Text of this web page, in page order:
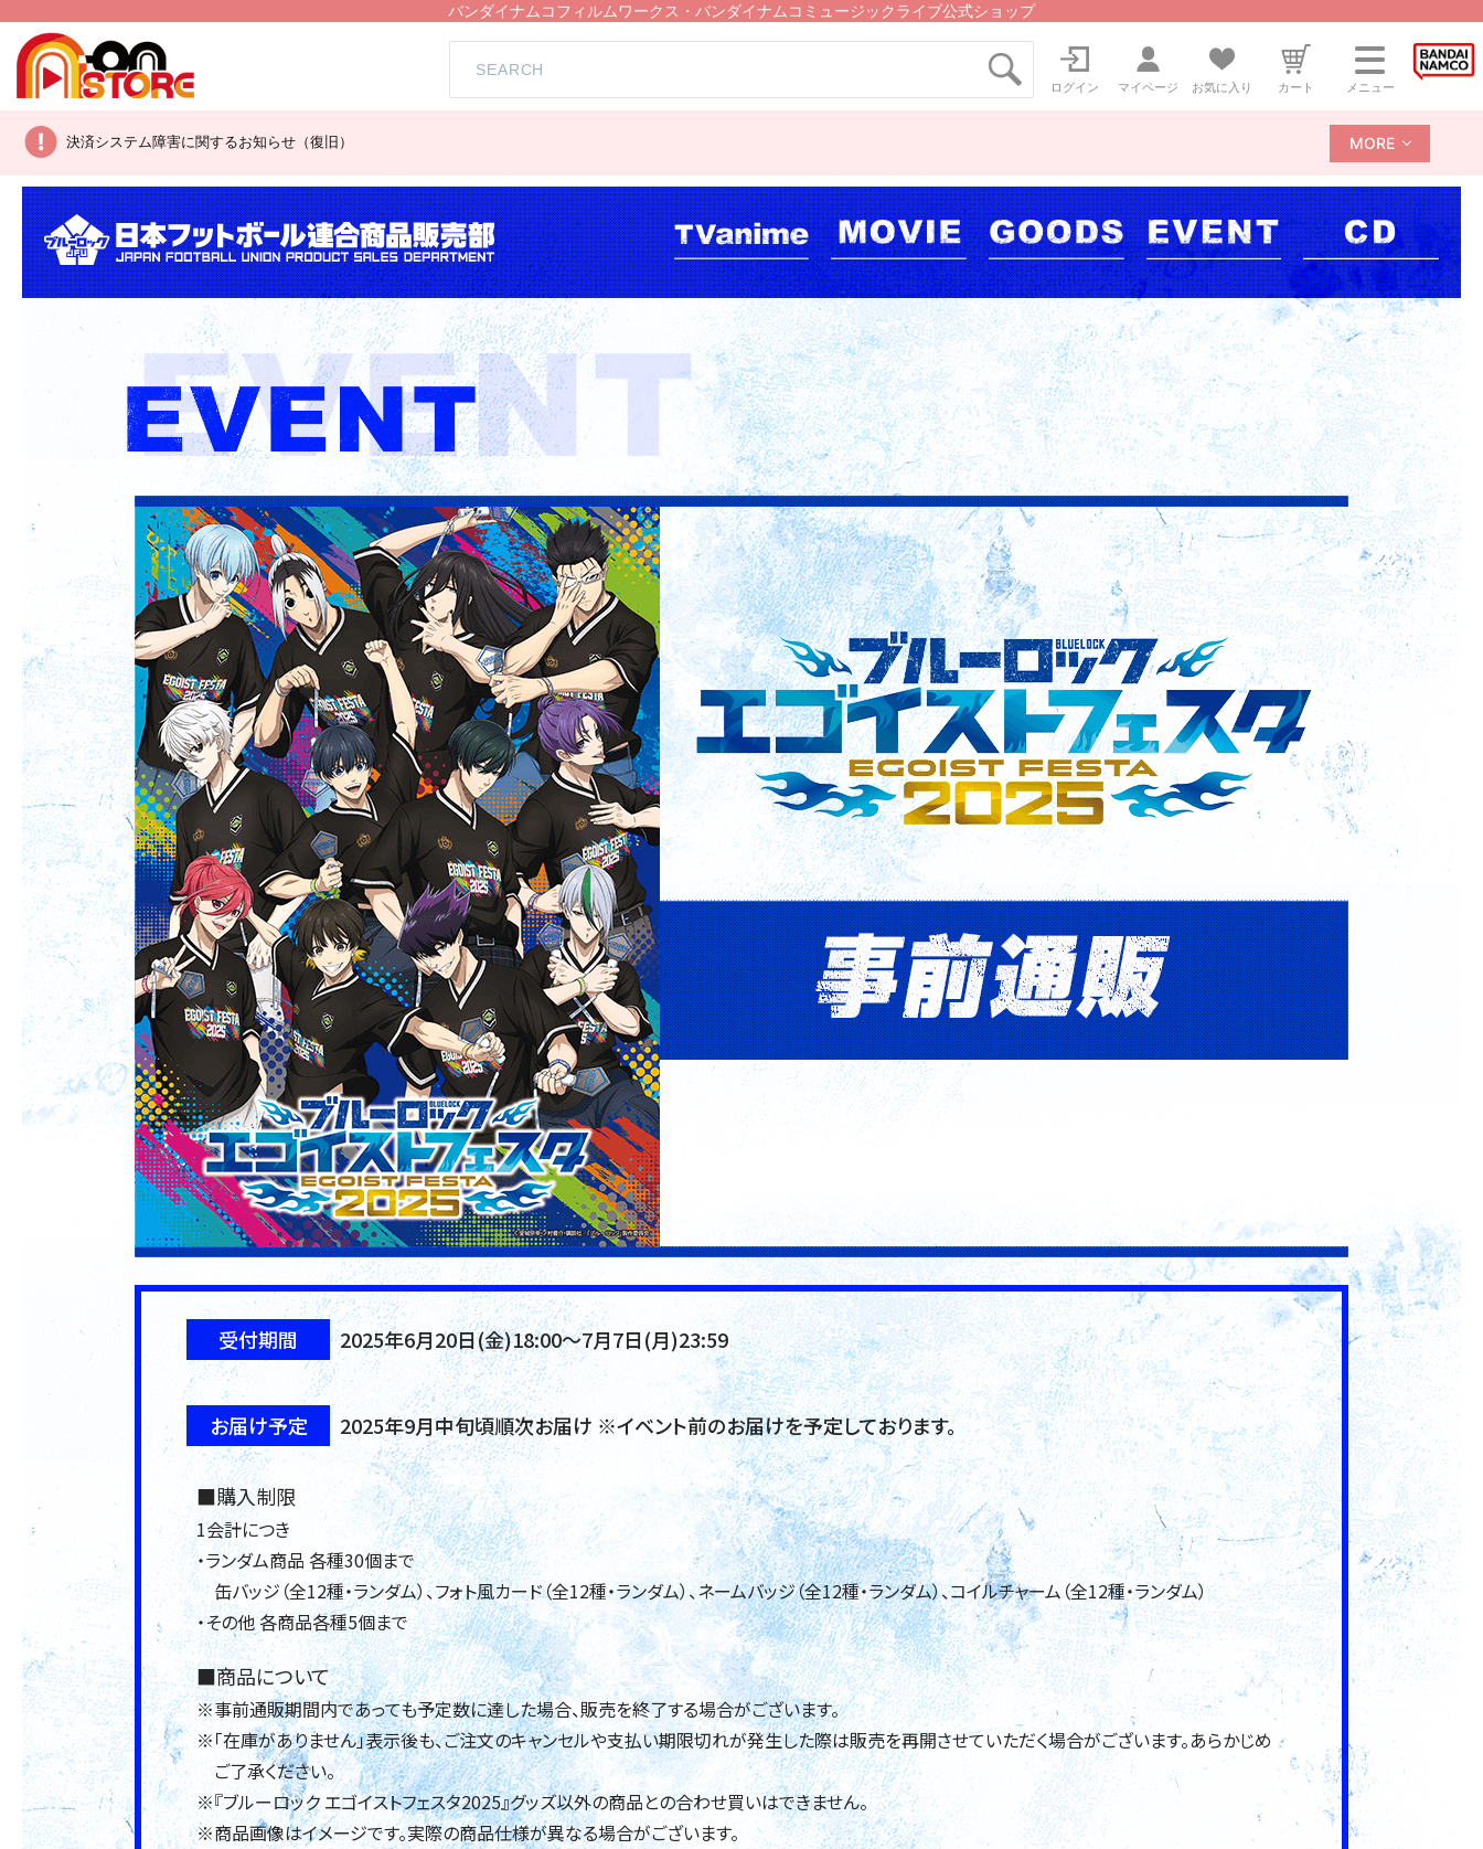
バンダイナムコフィルムワークス・バンダイナムコミュージックライブ公式ショップ
ログイン マイページ お気に入り カート メニュー
決済システム障害に関するお知らせ（復旧） MORE
受付期間 2025年6月20日(金)18:00～7月7日(月)23:59
お届け予定 2025年9月中旬頃順次お届け ※イベント前のお届けを予定しております。
■購入制限
1会計につき
・ランダム商品 各種30個まで
缶バッジ（全12種・ランダム）、フォト風カード（全12種・ランダム）、ネームバッジ（全12種・ランダム）、コイルチャーム（全12種・ランダム）
・その他 各商品各種5個まで
■商品について
※事前通販期間内であっても予定数に達した場合、販売を終了する場合がございます。
※「在庫がありません」表示後も、ご注文のキャンセルや支払い期限切れが発生した際は販売を再開させていただく場合がございます。あらかじめ
ご了承ください。
※『ブルーロック エゴイストフェスタ2025』グッズ以外の商品との合わせ買いはできません。
※商品画像はイメージです。実際の商品仕様が異なる場合がございます。